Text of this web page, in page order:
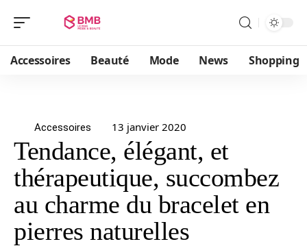
Accessoires Beauté Mode News Shopping
Accessoires 13 janvier 2020
Tendance, élégant, et
thérapeutique, succombez
au charme du bracelet en
pierres naturelles